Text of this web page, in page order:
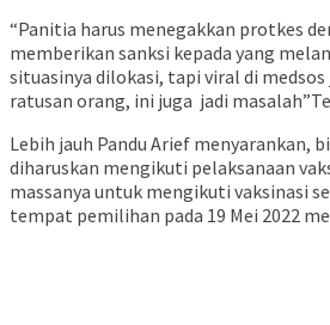
“Panitia harus menegakkan protkes
memberikan sanksi kepada yang
situasinya dilokasi, tapi viral di
ratusan orang, ini juga jadi
Lebih jauh Pandu Arief menyarankan,
diharuskan mengikuti pelaksanaan
massanya untuk mengikuti vaksinasi
tempat pemilihan pada 19 Mei 2022